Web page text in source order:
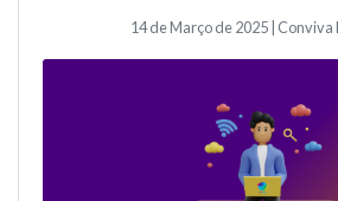
14 de Março de 2025 | Conviva